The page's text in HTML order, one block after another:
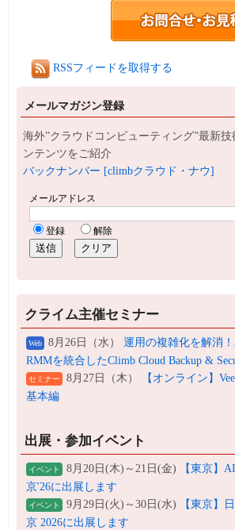
RSSフィードを取得する
メールマガジン登録
海外”クラウドコンピューティング”最新
ンテンツをご紹介
バックナンバー [climbクラウド・ナウ]
クライム主催セミナー
Web 8月26日（水） 運用の複雑化を解消
RMMを統合したClimb Cloud Backup &
セミナー 8月27日（木）
【オンライン】
基本編
出展・参加イベント
イベント 8月20日(木)～21日(金)
【東京】
京'26に出展します
イベント 9月29日(火)～30日(水)
【東京】
京 2026に出展します